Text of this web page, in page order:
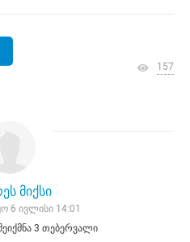
157
მიქსი
6 ივლისი 14:01
3 თებერვალი